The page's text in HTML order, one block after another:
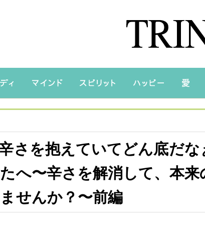
さを抱えていてどん底だな
へ〜辛さを解消して、本来
せんか？〜前編